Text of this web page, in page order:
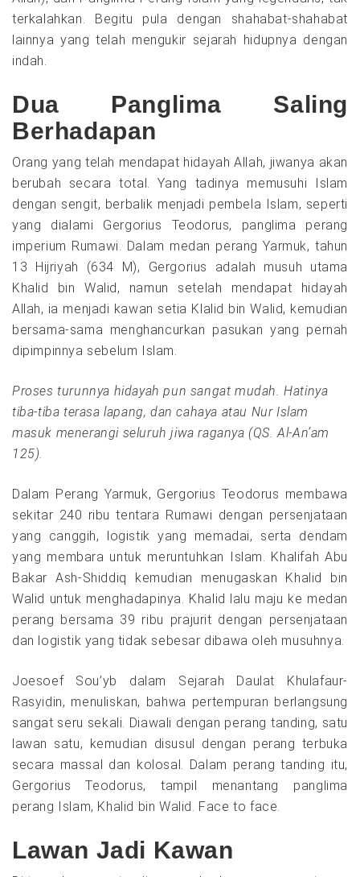
terkalahkan. Begitu pula dengan shahabat-shahabat
lainnya yang telah mengukir sejarah hidupnya dengan
indah.
Dua Panglima Saling
Berhadapan
Orang yang telah mendapat hidayah Allah, jiwanya akan
berubah secara total. Yang tadinya memusuhi Islam
dengan sengit, berbalik menjadi pembela Islam, seperti
yang dialami Gergorius Teodorus, panglima perang
imperium Rumawi. Dalam medan perang Yarmuk, tahun
13 Hijriyah (634 M), Gergorius adalah musuh utama
Khalid bin Walid, namun setelah mendapat hidayah
Allah, ia menjadi kawan setia Klalid bin Walid, kemudian
bersama-sama menghancurkan pasukan yang pernah
dipimpinnya sebelum Islam.
Proses turunnya hidayah pun sangat mudah. Hatinya
tiba-tiba terasa lapang, dan cahaya atau Nur Islam
masuk menerangi seluruh jiwa raganya (QS. Al-An’am
125).
Dalam Perang Yarmuk, Gergorius Teodorus membawa
sekitar 240 ribu tentara Rumawi dengan persenjataan
yang canggih, logistik yang memadai, serta dendam
yang membara untuk meruntuhkan Islam. Khalifah Abu
Bakar Ash-Shiddiq kemudian menugaskan Khalid bin
Walid untuk menghadapinya. Khalid lalu maju ke medan
perang bersama 39 ribu prajurit dengan persenjataan
dan logistik yang tidak sebesar dibawa oleh musuhnya.
Joesoef Sou’yb dalam Sejarah Daulat Khulafaur-
Rasyidin, menuliskan, bahwa pertempuran berlangsung
sangat seru sekali. Diawali dengan perang tanding, satu
lawan satu, kemudian disusul dengan perang terbuka
secara massal dan kolosal. Dalam perang tanding itu,
Gergorius Teodorus, tampil menantang panglima
perang Islam, Khalid bin Walid. Face to face.
Lawan Jadi Kawan